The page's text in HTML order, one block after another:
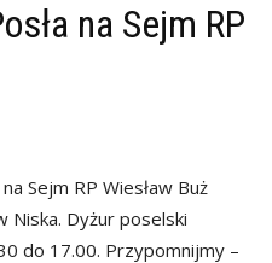
na Sejm RP
Sejm RP Wiesław Buż
Niska. Dyżur poselski
do 17.00. Przypomnijmy –